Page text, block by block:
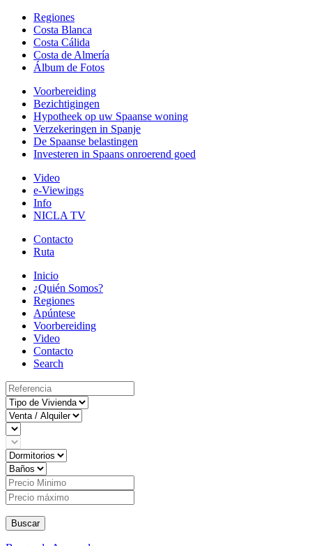
Regiones
Costa Blanca
Costa Cálida
Costa de Almería
Álbum de Fotos
Voorbereiding
Bezichtigingen
Hypotheek op uw Spaanse woning
Verzekeringen in Spanje
De Spaanse belastingen
Investeren in Spaans onroerend goed
Video
e-Viewings
Info
NICLA TV
Contacto
Ruta
Inicio
¿Quién Somos?
Regiones
Apúntese
Voorbereiding
Video
Contacto
Search
Buscar